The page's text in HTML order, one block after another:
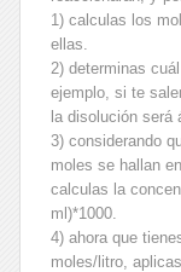
1) calculas los
ellas.
2) determinas
ejemplo, si te
la disolución será
3) considerando
moles se hallan
calculas la
ml)*1000.
4) ahora que
moles/litro,